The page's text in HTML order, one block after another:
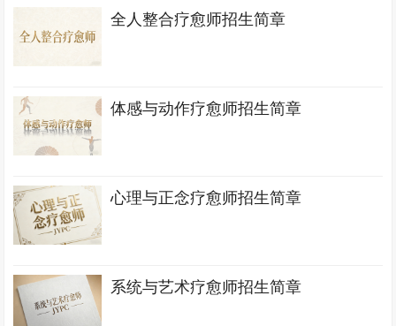
全人整合疗愈师招生简章
体感与动作疗愈师招生简章
心理与正念疗愈师招生简章
系统与艺术疗愈师招生简章